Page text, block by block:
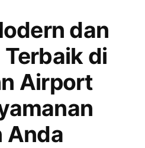
dan
Terbaik di
Airport
Anda